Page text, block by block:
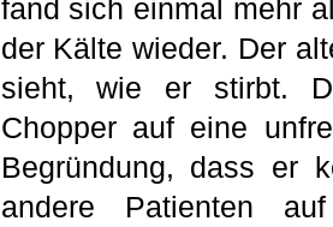
fand sich einmal mehr
der Kälte wieder. Der
sieht, wie er stirbt.
Chopper auf eine
Begründung, dass er
andere Patienten